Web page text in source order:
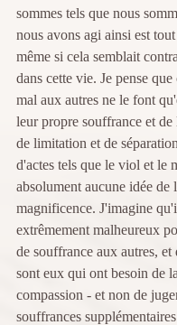
sommes tels que nous
nous avons agi ainsi est
même si cela semblait
dans cette vie. Je pense
mal aux autres ne le font
leur propre souffrance et de
de limitation et de
d'actes tels que le viol et le
absolument aucune idée de
magnificence. J'imagine
extrêmement malheureux
de souffrance aux autres, et
sont eux qui ont besoin de
compassion - et non de
souffrances